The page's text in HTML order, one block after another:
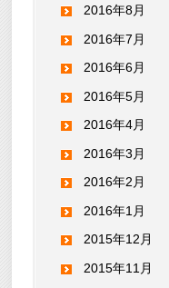
2016年8月
2016年7月
2016年6月
2016年5月
2016年4月
2016年3月
2016年2月
2016年1月
2015年12月
2015年11月